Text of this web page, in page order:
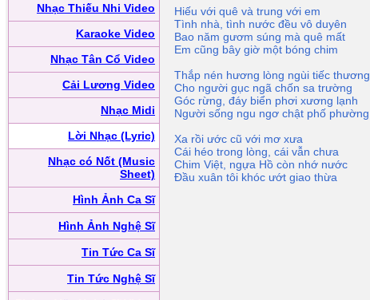
Nhạc Thiếu Nhi Video
Karaoke Video
Nhạc Tân Cổ Video
Cải Lương Video
Nhạc Midi
Lời Nhạc (Lyric)
Nhạc có Nốt (Music
Sheet)
Hình Ảnh Ca Sĩ
Hình Ảnh Nghệ Sĩ
Tin Tức Ca Sĩ
Tin Tức Nghệ Sĩ
Hiếu với quê và trung với em
Tình nhà, tình nước đều vô duyên
Bao năm gươm súng mà quê mất
Em cũng bây giờ một bóng chim
Thắp nén hương lòng ngùi tiếc thương
Cho người gục ngã chốn sa trường
Góc rừng, đáy biển phơi xương lạnh
Người sống ngu ngơ chật phố phường
Xa rồi ước cũ với mơ xưa
Cái héo trong lòng, cái vẫn chưa
Chim Việt, ngựa Hồ còn nhớ nước
Đầu xuân tôi khóc ướt giao thừa